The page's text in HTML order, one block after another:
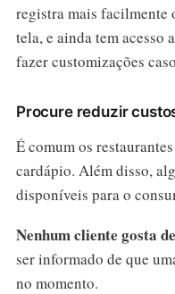
registra mais facilmente
tela, e ainda tem acesso
fazer customizações
Procure reduzir
É comum os
cardápio. Além disso,
disponíveis para o
Nenhum cliente gosta
ser informado de que
no momento.